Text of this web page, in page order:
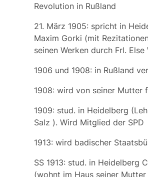
Revolution in Rußland
21. März 1905: spricht in
Maxim Gorki (mit
seinen Werken durch Frl. Else
1906 und 1908: in Rußland
1908: wird von seiner Mutter
1909: stud. in Heidelberg
Salz ). Wird Mitglied der SPD
1913: wird badischer
SS 1913: stud. in Heidelberg
(wohnt im Haus seiner Mutter